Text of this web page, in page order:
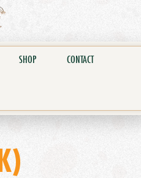
SHOP CONTACT